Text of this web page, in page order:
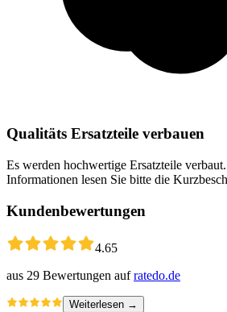
Qualitäts Ersatzteile verbauen
Es werden hochwertige Ersatzteile
Informationen lesen Sie bitte die
Kundenbewertungen
4.65
aus 29 Bewertungen auf ratedo.de
Weiterlesen →